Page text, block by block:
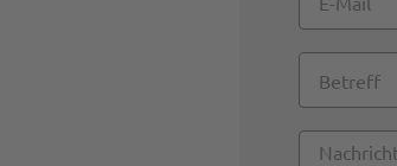
Mail
Nachricht